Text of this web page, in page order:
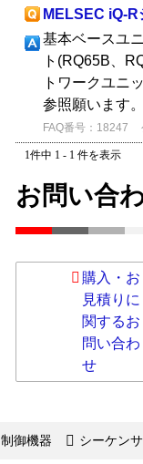
MELSEC iQ-
基本ベースユ
ト(RQ65B、
トワークユニ
参照願います
FAQ番号：18247
1件中 1 - 1 件を表示
お問い合
購入・お
見積りに
関するお
問い合わ
せ
制御機器 シーケン